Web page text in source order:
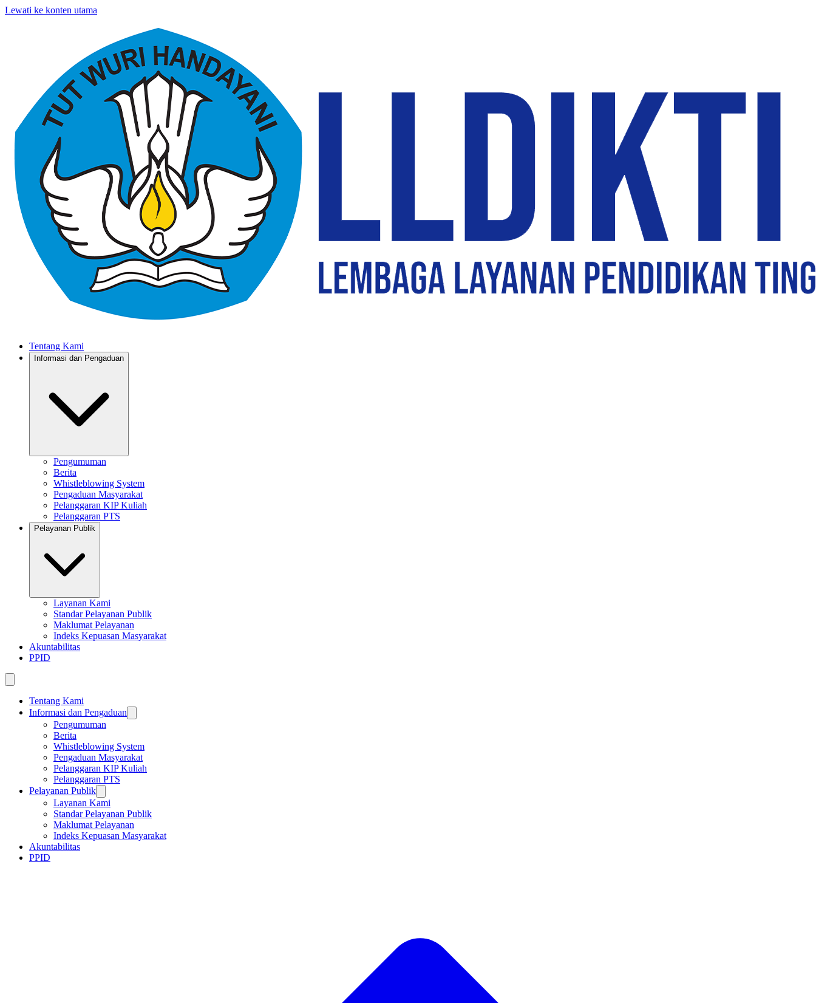
Lewati ke konten utama
Tentang Kami
Informasi dan Pengaduan
Pengumuman
Berita
Whistleblowing System
Pengaduan Masyarakat
Pelanggaran KIP Kuliah
Pelanggaran PTS
Pelayanan Publik
Layanan Kami
Standar Pelayanan Publik
Maklumat Pelayanan
Indeks Kepuasan Masyarakat
Akuntabilitas
PPID
Tentang Kami
Informasi dan Pengaduan
Pengumuman
Berita
Whistleblowing System
Pengaduan Masyarakat
Pelanggaran KIP Kuliah
Pelanggaran PTS
Pelayanan Publik
Layanan Kami
Standar Pelayanan Publik
Maklumat Pelayanan
Indeks Kepuasan Masyarakat
Akuntabilitas
PPID